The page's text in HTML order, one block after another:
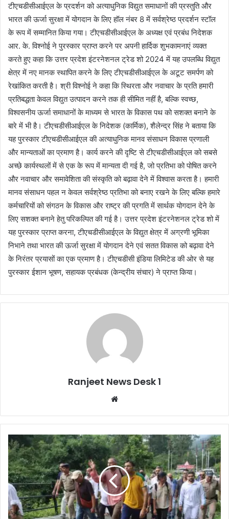
टीएचडीसीआईएल के प्रदर्शन को अत्याधुनिक विद्युत समाधानों की प्रस्तुति और
भारत की ऊर्जा सुरक्षा में योगदान के लिए हॉल नंबर 8 में सर्वश्रेष्ठ प्रदर्शन स्टॉल
के रूप में सम्मानित किया गया। टीएचडीसीआईएल के अध्यक्ष एवं प्रबंध निदेशक
आर. के. विश्नोई ने पुरस्कार प्राप्त करने पर अपनी हार्दिक शुभकामनाएं व्यक्त
करते हुए कहा कि उत्तर प्रदेश इंटरनेशनल ट्रेड शो 2024 में यह उपलब्धि विद्युत
क्षेत्र में नए मानक स्थापित करने के लिए टीएचडीसीआईएल के अटूट समर्पण को
रेखांकित करती है। श्री विश्नोई ने कहा कि स्थिरता और नवाचार के प्रति हमारी
प्रतिबद्धता केवल विद्युत उत्पादन करने तक ही सीमित नहीं है, बल्कि स्वच्छ,
विश्वसनीय ऊर्जा समाधानों के माध्यम से भारत के विकास पथ को सशक्त बनाने के
बारे में भी है। टीएचडीसीआईएल के निदेशक (कार्मिक), शैलेन्द्र सिंह ने बताया कि
यह पुरस्कार टीएचडीसीआईएल की अत्याधुनिक मानव संसाधन विकास प्रणाली
और मान्यताओं का प्रमाण है। कार्य करने की दृष्टि से टीएचडीसीआईएल को सबसे
अच्छे कार्यस्थलों में से एक के रूप में मान्यता दी गई है, जो प्रतिभा को पोषित करने
और नवाचार और समावेशिता की संस्कृति को बढ़ावा देने में विश्वास करता है। हमारी
मानव संसाधन पहल न केवल सर्वश्रेष्ठ प्रतिभा को बनाए रखने के लिए बल्कि हमारे
कर्मचारियों को संगठन के विकास और राष्ट्र की प्रगति में सार्थक योगदान देने के
लिए सशक्त बनाने हेतु परिकल्पित की गई है। उत्तर प्रदेश इंटरनेशनल ट्रेड शो में
यह पुरस्कार प्राप्त करना, टीएचडीसीआईएल के विद्युत क्षेत्र में अग्रणी भूमिका
निभाने तथा भारत की ऊर्जा सुरक्षा में योगदान देने एवं सतत विकास को बढ़ावा देने
के निरंतर प्रयासों का एक प्रमाण है। टीएचडीसी इंडिया लिमिटेड की ओर से यह
पुरस्कार ईशान भूषण, सहायक प्रबंधक (केन्द्रीय संचार) ने प्राप्त किया।
Ranjeet News Desk 1
te